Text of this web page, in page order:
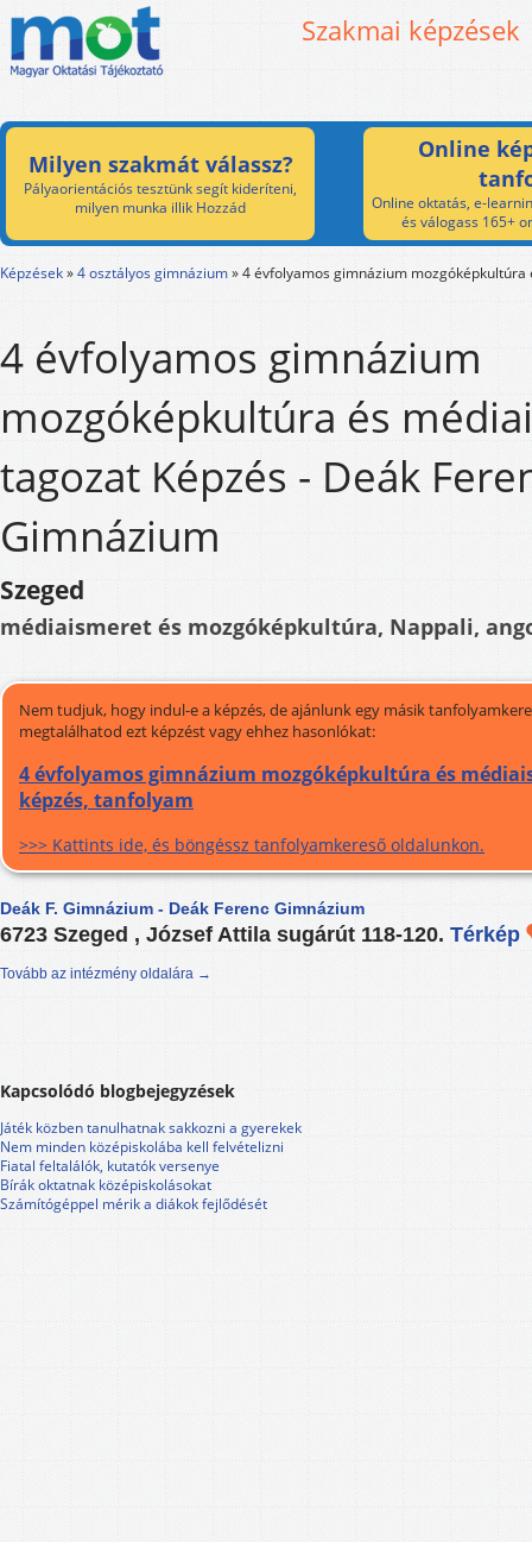
Szakmai képzések
Milyen szakmát válassz?
Pályaorientációs tesztünk segít kideríteni,
milyen munka illik Hozzád
Online
Online oktatás, e-
és válogass 165+
Képzések»4 osztályos gimnázium»4 évfolyamos gimnázium
4 évfolyamos gimnázium
mozgóképkultúra és
tagozat Képzés - Deák
Gimnázium
Szeged
médiaismeret és mozgóképkultúra, Nappali,
Nem tudjuk, hogy indul-e a képzés, de ajánlunk egy másik
megtalálhatod ezt képzést vagy ehhez hasonlókat:
4 évfolyamos gimnázium mozgóképkultúra és
képzés, tanfolyam
>>> Kattints ide, és böngéssz tanfolyamkereső oldalunkon.
Deák F. Gimnázium - Deák Ferenc Gimnázium
6723 Szeged , József Attila sugárút 118-120. Térkép
Tovább az intézmény oldalára →
Kapcsolódó blogbejegyzések
Játék közben tanulhatnak sakkozni a gyerekek
Nem minden középiskolába kell felvételizni
Fiatal feltalálók, kutatók versenye
Bírák oktatnak középiskolásokat
Számítógéppel mérik a diákok fejlődését